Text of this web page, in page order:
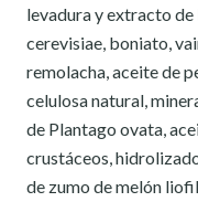
levadura y extracto de
cerevisiae, boniato,
remolacha, aceite de
celulosa natural,
de Plantago ovata,
crustáceos,
de zumo de melón